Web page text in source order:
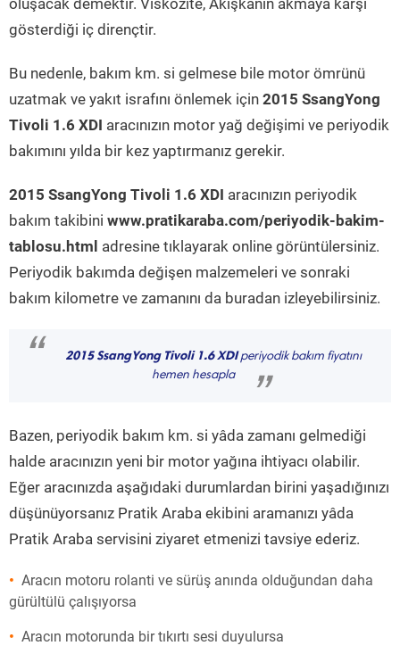
oluşacak demektir. Viskozite, Akışkanın akmaya karşı
gösterdiği iç dirençtir.
Bu nedenle, bakım km. si gelmese bile motor ömrünü
uzatmak ve yakıt israfını önlemek için 2015 SsangYong
Tivoli 1.6 XDI aracınızın motor yağ değişimi ve periyodik
bakımını yılda bir kez yaptırmanız gerekir.
2015 SsangYong Tivoli 1.6 XDI aracınızın periyodik
bakım takibini www.pratikaraba.com/periyodik-bakim-
tablosu.html adresine tıklayarak online görüntülersiniz.
Periyodik bakımda değişen malzemeleri ve sonraki
bakım kilometre ve zamanını da buradan izleyebilirsiniz.
“ 2015 SsangYong Tivoli 1.6 XDIperiyodik bakım fiyatını
hemen hesapla
”
Bazen, periyodik bakım km. si yâda zamanı gelmediği
halde aracınızın yeni bir motor yağına ihtiyacı olabilir.
Eğer aracınızda aşağıdaki durumlardan birini yaşadığınızı
düşünüyorsanız Pratik Araba ekibini aramanızı yâda
Pratik Araba servisini ziyaret etmenizi tavsiye ederiz.
Aracın motoru rolanti ve sürüş anında olduğundan daha
gürültülü çalışıyorsa
Aracın motorunda bir tıkırtı sesi duyulursa